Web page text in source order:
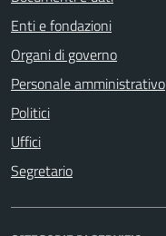
Enti e fondazioni
Organi di governo
Personale amministrativo
Politici
Uffici
Segretario